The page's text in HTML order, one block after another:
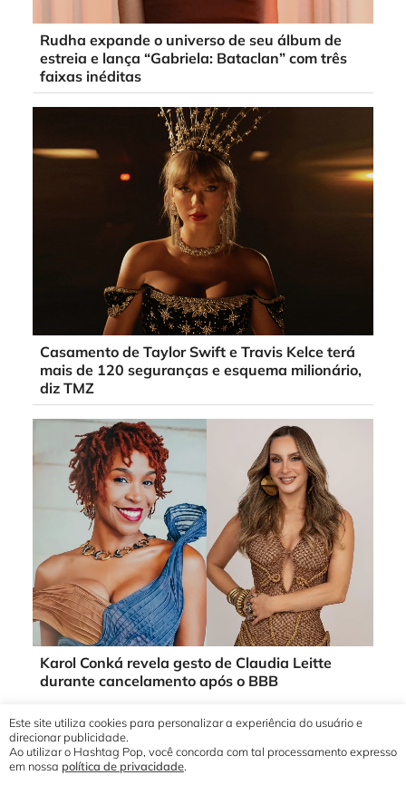
Rudha expande o universo de seu álbum de
estreia e lança “Gabriela: Bataclan” com três
faixas inéditas
Casamento de Taylor Swift e Travis Kelce terá
mais de 120 seguranças e esquema milionário,
diz TMZ
Karol Conká revela gesto de Claudia Leitte
durante cancelamento após o BBB
Este site utiliza cookies para personalizar a experiência do usuário e
direcionar publicidade.
Ao utilizar o Hashtag Pop, você concorda com tal processamento expresso
em nossa política de privacidade